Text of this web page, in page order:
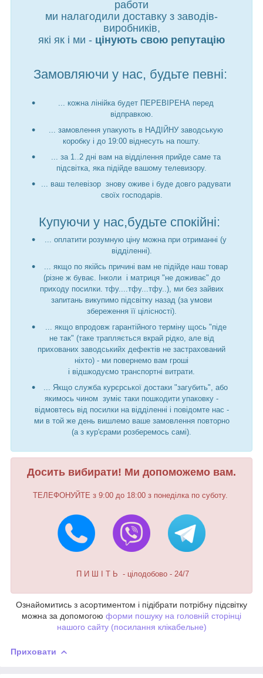
работи
ми налагодили доставку з заводів-
виробників,
які як і ми - цінують свою репутацію
Замовляючи у нас, будьте певні:
... кожна лінійка будет ПЕРЕВІРЕНА перед
відправкою.
... замовлення упакують в НАДІЙНУ заводськую
коробку і до 19:00 віднесуть на пошту.
... за 1..2 дні вам на відділення прийде саме та
підсвітка, яка підійде вашому телевизору.
... ваш телевізор знову оживе і буде довго радувати
своїх господарів.
Купуючи у нас,будьте спокійні:
... оплатити розумную ціну можна при отриманні (у
відділенні).
... якщо по якійсь причині вам не підійде наш товар
(різне ж буває. Інколи і матриця "не доживає" до
приходу посилки. тфу....тфу...тфу..), ми без зайвих
запитань викупимо підсвітку назад (за умови
збереження її цілісності).
... якщо впродовж гарантійного терміну щось "піде
не так" (таке трапляється вкрай рідко, але від
прихованих заводськийх дефектів не застрахований
ніхто) - ми повернемо вам гроші
і відшкодуємо транспортні витрати.
... Якщо служба курєрської достаки "загубить", або
якимось чином зуміє таки пошкодити упаковку -
відмовтесь від посилки на відділенні і повідомте нас -
ми в той же день вишлемо ваше замовлення повторно
(а з кур'єрами розберемось самі).
Досить вибирати! Ми допоможемо вам.
ТЕЛЕФОНУЙТЕ з 9:00 до 18:00 з понеділка по суботу.
П И Ш І Т Ь - цілодобово - 24/7
Ознайомитись з асортиментом і підібрати потрібну підсвітку
можна за допомогою форми пошуку на головній сторінці
нашого сайту (посилання клікабельне)
Приховати